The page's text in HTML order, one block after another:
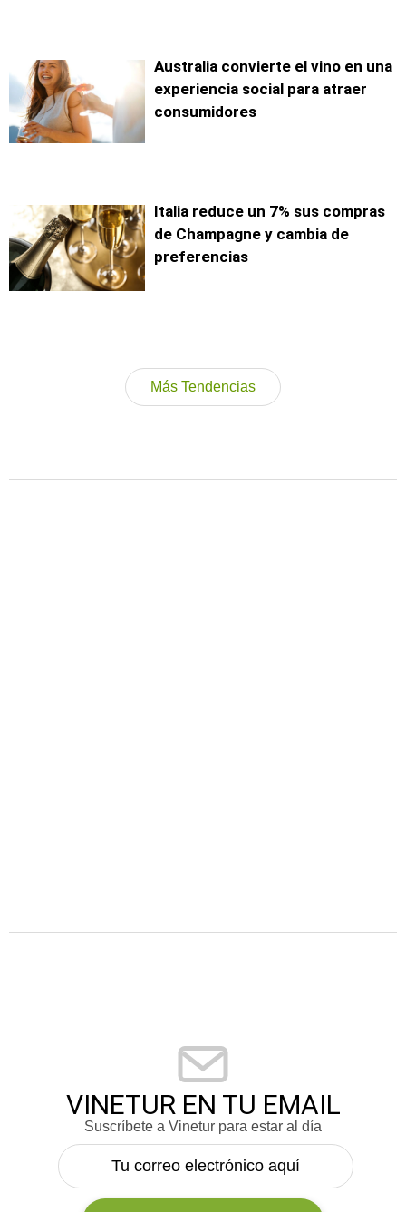
Australia convierte el vino en una
experiencia social para atraer
consumidores
Italia reduce un 7% sus compras
de Champagne y cambia de
preferencias
Más Tendencias
VINETUR EN TU EMAIL
Suscríbete a Vinetur para estar al día